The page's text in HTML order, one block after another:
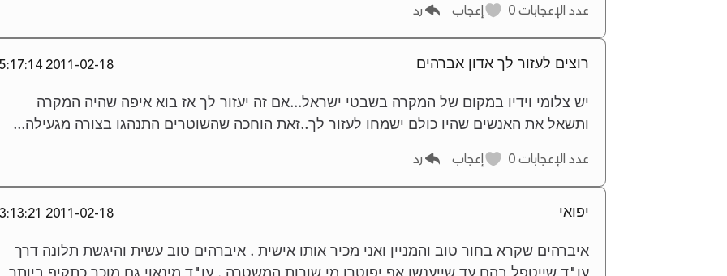
عدد الإعجابات
إعجاب رد
רוצים לעזור לך אדון אברהים 2011-02-18 05:17:14
יש צלומי וידיו במקום של המקרה בשבטי ישראל...אם זה יעזור לך אז בוא איפה שהיה המקרה
ותשאל את האנשים שהיו כולם ישמחו לעזור לך..זאת הוחכה שהשוטרים התנהגו בצורה מגעילה...
عدد الإعجابات إعجاب رد
יפואי 2011-02-18 03:13:21
איברהים שקרא בחור טוב והמניין ואני מכיר אותו אישית . איברהים טוב עשית והיגשת תלונה דרך